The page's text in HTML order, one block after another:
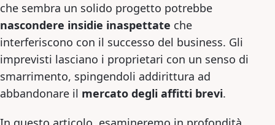
che sembra un solido progetto potrebbe
nascondere insidie inaspettate che
interferiscono con il successo del business. Gli
imprevisti lasciano i proprietari con un senso di
smarrimento, spingendoli addirittura ad
abbandonare il mercato degli affitti brevi.